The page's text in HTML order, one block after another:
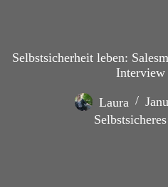
Selbstsicherheit leben:
Interview
Laura